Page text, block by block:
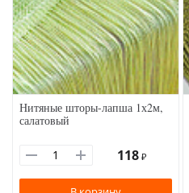
Нитяные шторы-лапша 1х2м,
салатовый
118 ₽